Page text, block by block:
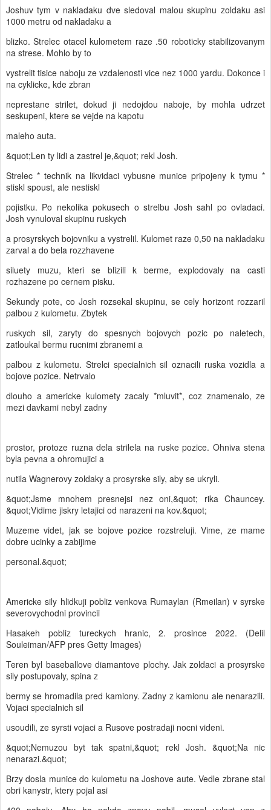
Joshuv tym v nakladaku dve sledoval malou skupinu zoldaku asi
1000 metru od nakladaku a
blizko. Strelec otacel kulometem raze .50 roboticky stabilizovanym
na strese. Mohlo by to
vystrelit tisice naboju ze vzdalenosti vice nez 1000 yardu. Dokonce i
na cyklicke, kde zbran
neprestane strilet, dokud ji nedojdou naboje, by mohla udrzet
seskupeni, ktere se vejde na kapotu
maleho auta.
&quot;Len ty lidi a zastrel je,&quot; rekl Josh.
Strelec * technik na likvidaci vybusne munice pripojeny k tymu *
stiskl spoust, ale nestiskl
pojistku. Po nekolika pokusech o strelbu Josh sahl po ovladaci.
Josh vynuloval skupinu ruskych
a prosyrskych bojovniku a vystrelil. Kulomet raze 0,50 na nakladaku
zarval a do bela rozzhavene
siluety muzu, kteri se blizili k berme, explodovaly na casti
rozhazene po cernem pisku.
Sekundy pote, co Josh rozsekal skupinu, se cely horizont rozzaril
palbou z kulometu. Zbytek
ruskych sil, zaryty do spesnych bojovych pozic po naletech,
zatloukal bermu rucnimi zbranemi a
palbou z kulometu. Strelci specialnich sil oznacili ruska vozidla a
bojove pozice. Netrvalo
dlouho a americke kulomety zacaly *mluvit*, coz znamenalo, ze
mezi davkami nebyl zadny
prostor, protoze ruzna dela strilela na ruske pozice. Ohniva stena
byla pevna a ohromujici a
nutila Wagnerovy zoldaky a prosyrske sily, aby se ukryli.
&quot;Jsme mnohem presnejsi nez oni,&quot; rika Chauncey.
&quot;Vidime jiskry letajici od narazeni na kov.&quot;
Muzeme videt, jak se bojove pozice rozstreluji. Vime, ze mame
dobre ucinky a zabijime
personal.&quot;
Americke sily hlidkuji pobliz venkova Rumaylan (Rmeilan) v syrske
severovychodni provincii
Hasakeh pobliz tureckych hranic, 2. prosince 2022. (Delil
Souleiman/AFP pres Getty Images)
Teren byl baseballove diamantove plochy. Jak zoldaci a prosyrske
sily postupovaly, spina z
bermy se hromadila pred kamiony. Zadny z kamionu ale nenarazili.
Vojaci specialnich sil
usoudili, ze syrsti vojaci a Rusove postradaji nocni videni.
&quot;Nemuzou byt tak spatni,&quot; rekl Josh. &quot;Na nic
nenarazi.&quot;
Brzy dosla munice do kulometu na Joshove aute. Vedle zbrane stal
obri kanystr, ktery pojal asi